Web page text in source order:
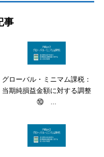
事
グローバル・ミニマム課税：
当期純損益金額に対する調整
⑩ ...